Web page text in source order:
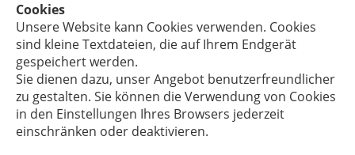
Cookies
Unsere Website kann Cookies verwenden. Cookies
sind kleine Textdateien, die auf Ihrem Endgerät
gespeichert werden.
Sie dienen dazu, unser Angebot benutzerfreundlicher
zu gestalten. Sie können die Verwendung von Cookies
in den Einstellungen Ihres Browsers jederzeit
einschränken oder deaktivieren.